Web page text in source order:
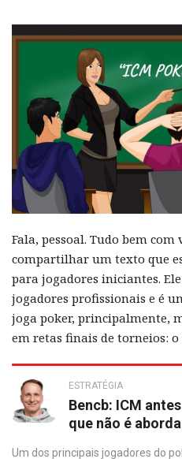
Fala, pessoal. Tudo bem com
compartilhar um texto que
para jogadores iniciantes.
jogadores profissionais e é
joga poker, principalmente,
em retas finais de torneios: o
ESTRATÉGIA
Bencb: ICM
que não é
Um dos principais jogadores do